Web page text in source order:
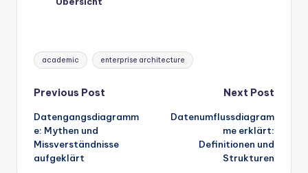
Tags:
academic enterprise architecture
Post
navigation
Previous Post
Datengangsdiagramm
e: Mythen und
Missverständnisse
aufgeklärt
Next Post
Datenumflussdiagram
me erklärt:
Definitionen und
Strukturen